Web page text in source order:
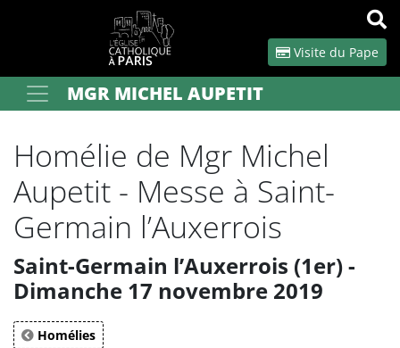
Visite du Pape
Votre rechercheMGR MICHEL AUPETIT
Homélie de Mgr Michel
Aupetit - Messe à Saint-
Germain l’Auxerrois
Saint-Germain l’Auxerrois (1er) -
Dimanche 17 novembre 2019
Homélies
Panneau de gestion des cookies